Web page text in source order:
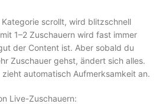
scrollt, wird blitzschnell
1–2 Zuschauern wird fast immer
der Content ist. Aber sobald du
Zuschauer gehst, ändert sich alles.
automatisch Aufmerksamkeit an.
Live-Zuschauern: